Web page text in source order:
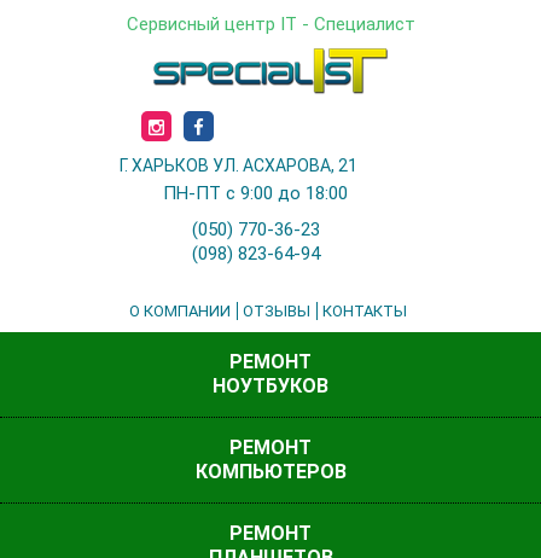
Сервисный центр IT - Специалист
О КОМПАНИИ ОТЗЫВЫ КОНТАКТЫ
Г. ХАРЬКОВ УЛ. АСХАРОВА, 21
ПН-ПТ с 9:00 до 18:00
(050) 770-36-23
(098) 823-64-94
РЕМОНТ
НОУТБУКОВ
РЕМОНТ
КОМПЬЮТЕРОВ
РЕМОНТ